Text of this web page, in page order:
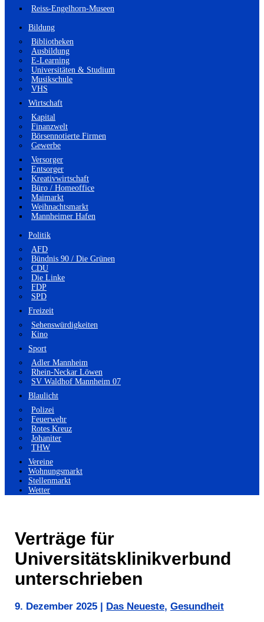
Reiss-Engelhorn-Museen
Bildung
Bibliotheken
Ausbildung
E-Learning
Universitäten & Studium
Musikschule
VHS
Wirtschaft
Kapital
Finanzwelt
Börsennotierte Firmen
Gewerbe
Versorger
Entsorger
Kreativwirtschaft
Büro / Homeoffice
Maimarkt
Weihnachtsmarkt
Mannheimer Hafen
Politik
AFD
Bündnis 90 / Die Grünen
CDU
Die Linke
FDP
SPD
Freizeit
Sehenswürdigkeiten
Kino
Sport
Adler Mannheim
Rhein-Neckar Löwen
SV Waldhof Mannheim 07
Blaulicht
Polizei
Feuerwehr
Rotes Kreuz
Johaniter
THW
Vereine
Wohnungsmarkt
Stellenmarkt
Wetter
Verträge für
Universitätsklinikverbund
unterschrieben
9. Dezember 2025 Das Neueste, Gesundheit